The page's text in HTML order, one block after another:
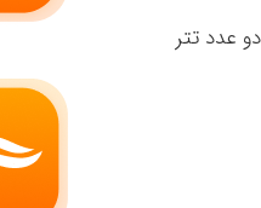
دو عدد تتر